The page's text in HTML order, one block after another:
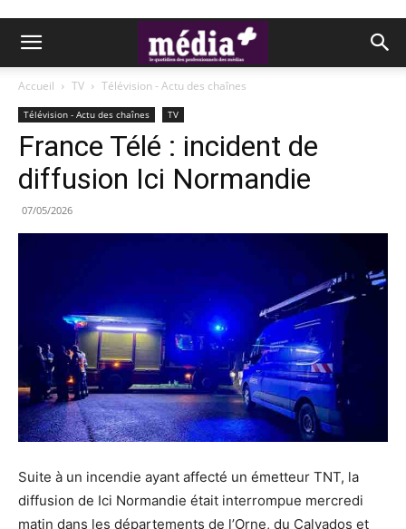
Accueil TV Télévision - Actu des chaînes
Télévision - Actu des chaînes TV
France Télé : incident de
diffusion Ici Normandie
07/05/2026
Suite à un incendie ayant affecté un émetteur TNT, la
diffusion de Ici Normandie était interrompue mercredi
matin dans les départements de l’Orne, du Calvados et